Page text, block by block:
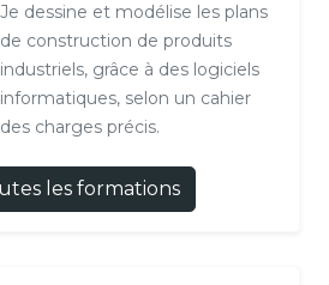
Je dessine et modélise les plans
de construction de produits
industriels, grâce à des logiciels
informatiques, selon un cahier
des charges précis.
les formations